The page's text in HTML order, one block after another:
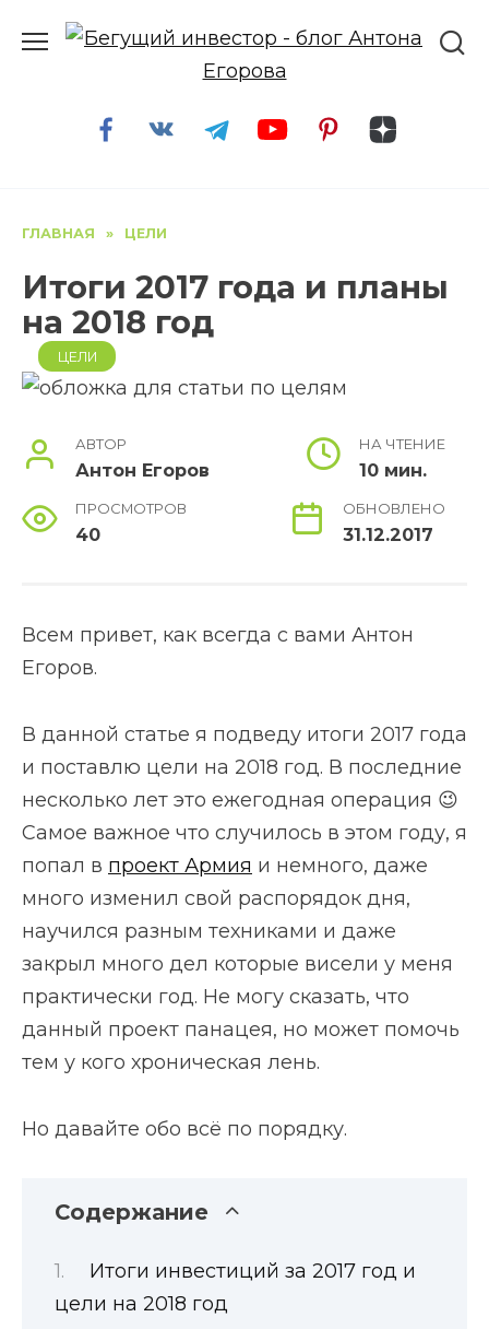
ГЛАВНАЯ » ЦЕЛИ
Итоги 2017 года и планы
на 2018 год
ЦЕЛИ
АВТОР
Антон Егоров
НА ЧТЕНИЕ
10 мин.
ПРОСМОТРОВ
40
ОБНОВЛЕНО
31.12.2017
Всем привет, как всегда с вами Антон
Егоров.
В данной статье я подведу итоги 2017 года
и поставлю цели на 2018 год. В последние
несколько лет это ежегодная операция 😉
Самое важное что случилось в этом году, я
попал в проект Армия и немного, даже
много изменил свой распорядок дня,
научился разным техниками и даже
закрыл много дел которые висели у меня
практически год. Не могу сказать, что
данный проект панацея, но может помочь
тем у кого хроническая лень.
Но давайте обо всё по порядку.
Содержание
Итоги инвестиций за 2017 год и
цели на 2018 год